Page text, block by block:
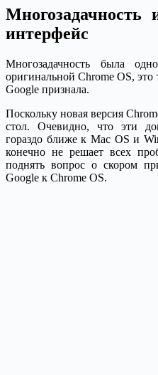
Многозадачность
интерфейс
Многозадачность была
оригинальной Chrome OS,
Google признала.
Поскольку новая версия
стол. Очевидно, что эти
гораздо ближе к Mac OS и
конечно не решает всех
поднять вопрос о скором
Google к Chrome OS.